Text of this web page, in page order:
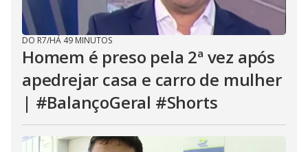
DO R7/HÁ 49 MINUTOS
Homem é preso pela 2ª vez após
apedrejar casa e carro de mulher
| #BalançoGeral #Shorts